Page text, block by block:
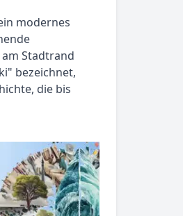
modernes
Stadtrand
bezeichnet,
die bis